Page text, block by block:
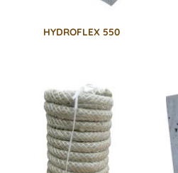
HYDROFLEX 550